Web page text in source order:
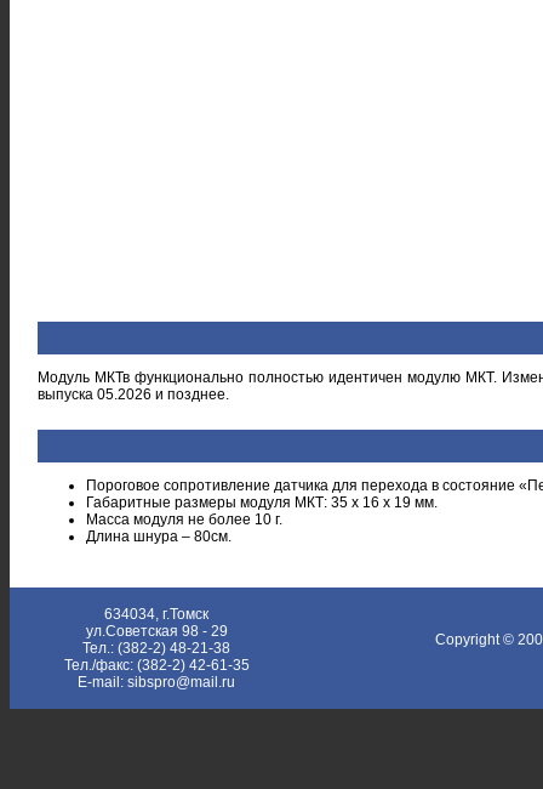
Модуль МКТв функционально полностью идентичен модулю МКТ.
выпуска 05.2026 и позднее.
Пороговое сопротивление датчика для перехода в состояние
Габаритные размеры модуля МКТ: 35 x 16 х 19 мм.
Масса модуля не более 10 г.
Длина шнура – 80см.
634034, г.Томск
ул.Советская 98 - 29
Тел.: (382-2) 48-21-38
Тел./факс: (382-2) 42-61-35
E-mail: sibspro@mail.ru
Copyright ©